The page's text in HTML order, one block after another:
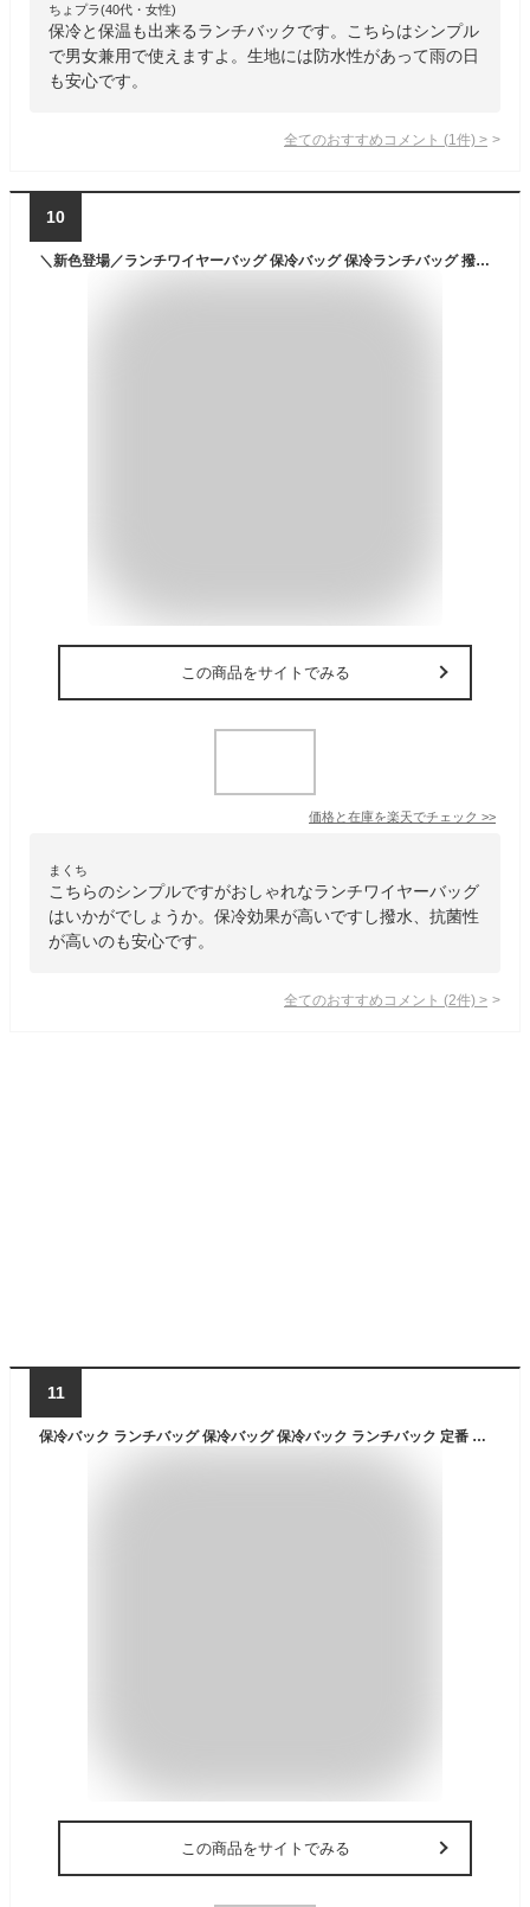
ちょプラ(40代・女性)
保冷と保温も出来るランチバックです。こちらはシンプル
で男女兼用で使えますよ。生地には防水性があって雨の日
も安心です。
全てのおすすめコメント (1 件) >
10
＼新色登場／ランチワイヤーバッグ 保冷バッグ 保冷ランチバッグ 撥水 抗菌おしゃれ クーラーバッグ がま口 ランチバッグ 縦型 ランチバック お弁当 飲み物 お弁当袋 ペットボトル 水筒 大きめ 大容量 保温 メンズ キッズ プラン ドゥ クルール シンプル 無地 生産終了あり
この商品をサイトでみる
価格と在庫を楽天でチェック >>
まくち
こちらのシンプルですがおしゃれなランチワイヤーバッグ
はいかがでしょうか。保冷効果が高いですし撥水、抗菌性
が高いのも安心です。
全てのおすすめコメント (2件) >
11
保冷バック ランチバッグ 保冷バッグ 保冷バック ランチバック 定番 ダブルファスナー シンプル がまぐち型 ランチポーチ 保冷 保温 アルミ加工 お弁当袋 がま口 口金入り ワイヤーバッグ ランチバッグ at579 lunch_bag_f
この商品をサイトでみる